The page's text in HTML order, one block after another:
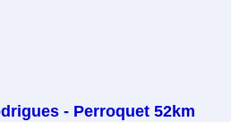
- Perroquet 52km